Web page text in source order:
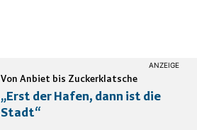
Von Anbiet bis Zuckerklatsche
„Erst der Hafen, dann ist die
Stadt“